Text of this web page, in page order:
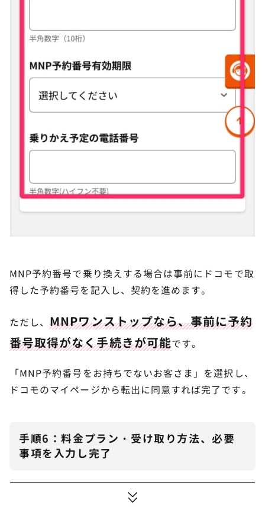
MNP予約番号で乗り換えする場合は事前にドコモで取
得した予約番号を記入し、契約を進めます。
ただし、MNPワンストップなら、事前に予約
番号取得がなく手続きが可能です。
「MNP予約番号をお持ちでないお客さま」を選択し、
ドコモのマイページから転出に同意すれば完了です。
手順6：料金プラン・受け取り方法、必要
事項を入力し完了